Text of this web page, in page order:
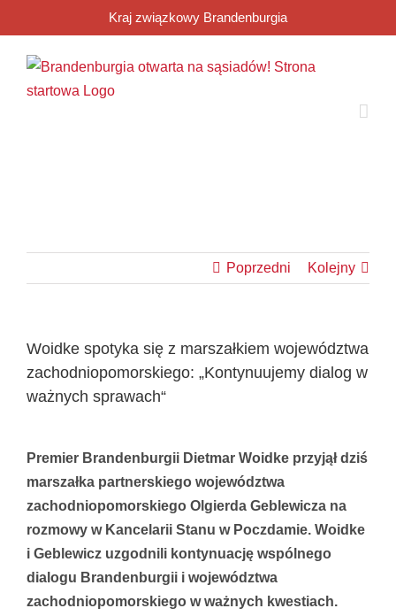
do
zawartości
Kraj związkowy Brandenburgia
Poprzedni Kolejny
Woidke spotyka się z marszałkiem województwa
zachodniopomorskiego: „Kontynuujemy dialog w
ważnych sprawach“
większy
obrazek
Premier Brandenburgii Dietmar Woidke przyjął dziś
marszałka partnerskiego województwa
zachodniopomorskiego Olgierda Geblewicza na
rozmowy w Kancelarii Stanu w Poczdamie. Woidke
i Geblewicz uzgodnili kontynuację wspólnego
dialogu Brandenburgii i województwa
zachodniopomorskiego w ważnych kwestiach.